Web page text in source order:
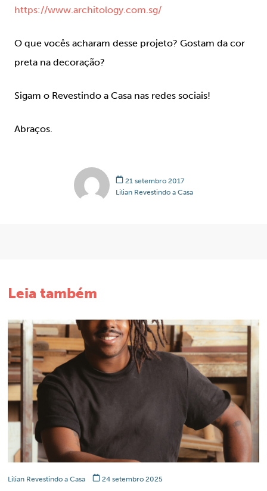
https://www.architology.com.sg/
O que vocês acharam desse projeto? Gostam da cor
preta na decoração?
Sigam o Revestindo a Casa nas redes sociais!
Abraços.
21 setembro 2017
Lilian Revestindo a Casa
Leia também
Lilian Revestindo a Casa 24 setembro 2025